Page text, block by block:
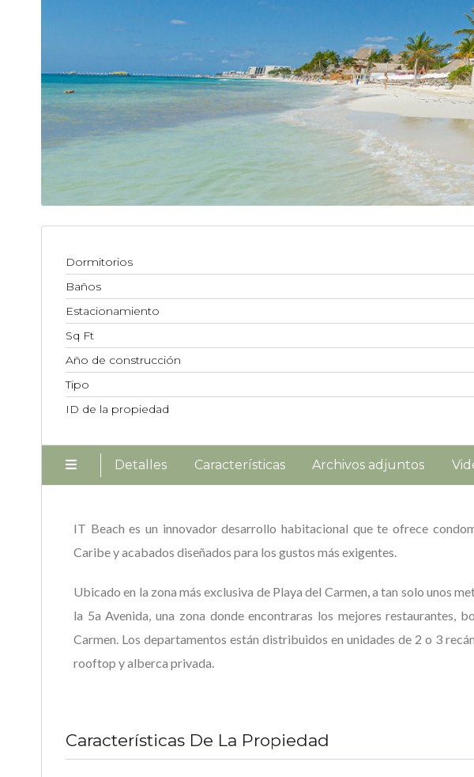
Dormitorios
Baños
Estacionamiento
Sq Ft
Año de construcción
Tipo
ID de la propiedad
Detalles Características Archivos adjuntos
IT Beach es un innovador desarrollo habitacional que te ofrece
Caribe y acabados diseñados para los gustos más exigentes.
Ubicado en la zona más exclusiva de Playa del Carmen, a tan solo unos
la 5a Avenida, una zona donde encontraras los mejores restaurantes,
Carmen. Los departamentos están distribuidos en unidades de 2 o 3
rooftop y alberca privada.
Características De La Propiedad